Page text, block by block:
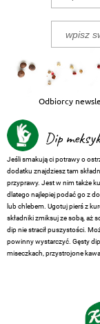
Odbiorcy
Dip
Jeśli smakują ci potrawy o
dodatku znajdziesz tam
przyprawy. Jest w nim także
dlatego najlepiej podać go z
lub chlebem. Ugotuj pierś z
składniki zmiksuj ze sobą, aż
dip nie stracił puszystości.
powinny wystarczyć. Gęsty
miseczkach, przystrojone